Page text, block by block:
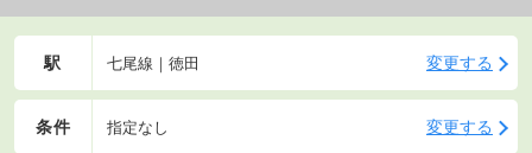
駅 七尾線｜徳田 変更する
条件 指定なし 変更する